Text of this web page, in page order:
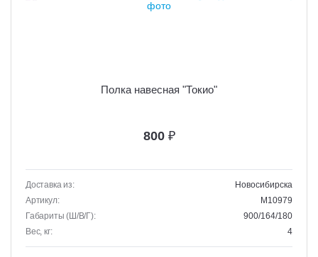
Полка навесная "Токио"
800 ₽
Доставка из:
Новосибирска
Артикул:
M10979
Габариты (Ш/В/Г):
900/164/180
Вес, кг:
4